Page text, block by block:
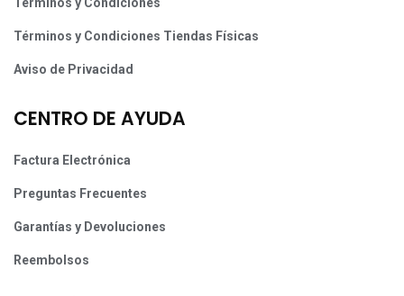
Términos y Condiciones Tiendas Físicas
Aviso de Privacidad
CENTRO DE AYUDA
Factura Electrónica
Preguntas Frecuentes
Garantías y Devoluciones
Reembolsos